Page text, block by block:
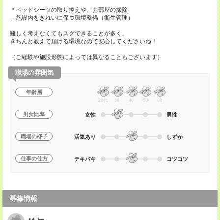
＊ベッドシーツの取り換えや、お部屋の掃除
→施設内をきれいに保つ環境整備（衛生管理）
難しく考えなくてもスグできることが多く、
きちんと教えて頂ける環境なので安心してくださいね！
（ご経験や施設形態によっては異なることもございます）
職場の雰囲気
年齢層
20代 30 40 50 60
男女比率 女性 男性
職場の様子 活気あり しずか
仕事の仕方 テキパキ コツコツ
募集情報